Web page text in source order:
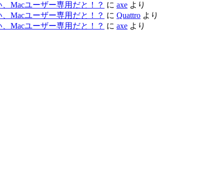
、Macユーザー専用だと！？ に axe より
、Macユーザー専用だと！？ に Quattro より
、Macユーザー専用だと！？ に axe より